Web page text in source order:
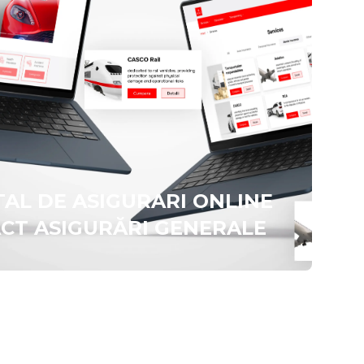
DE ASIGURARI ONLINE
ASIGURĂRI GENERALE